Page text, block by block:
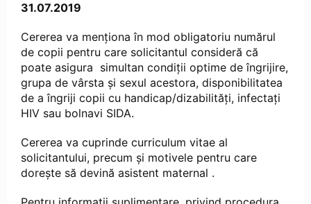
31.07.2019
Cererea va menţiona în mod obligatoriu numărul
de copii pentru care solicitantul consideră că
poate asigura simultan condiţii optime de îngrijire,
grupa de vârsta şi sexul acestora, disponibilitatea
de a îngriji copii cu handicap/dizabilităţi, infectaţi
HIV sau bolnavi SIDA.
Cererea va cuprinde curriculum vitae al
solicitantului, precum şi motivele pentru care
doreşte să devină asistent maternal .